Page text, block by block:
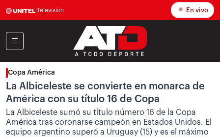
Televisión En vivo
Copa América
La Albiceleste se convierte en monarca de
América con su título 16 de Copa
La Albiceleste sumó su título número 16 de la Copa
América tras coronarse campeón en Estados Unidos. El
equipo argentino superó a Uruguay (15) y es el máximo